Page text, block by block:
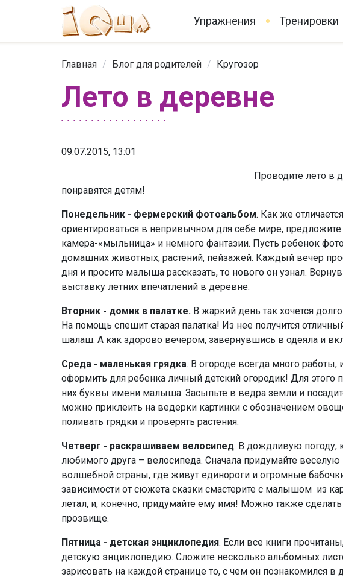
Упражнения Тренировки
Главная / Блог для родителей / Кругозор
Лето в деревне
09.07.2015, 13:01
Проводите лето в
понравятся детям!
Понедельник - фермерский фотоальбом. Как же
ориентироваться в непривычном для себе мире,
камера-«мыльница» и немного фантазии. Пусть ребенок
домашних животных, растений, пейзажей. Каждый вечер
дня и просите малыша рассказать, то нового он узнал.
выставку летних впечатлений в деревне.
Вторник - домик в палатке. В жаркий день так хочется
На помощь спешит старая палатка! Из нее получится
шалаш. А как здорово вечером, завернувшись в одеяла и
Среда - маленькая грядка. В огороде всегда много
оформить для ребенка личный детский огородик! Для этого
них буквы имени малыша. Засыпьте в ведра земли и
можно приклеить на ведерки картинки с обозначением
поливать грядки и проверять растения.
Четверг - раскрашиваем велосипед. В дождливую погоду,
любимого друга – велосипеда. Сначала придумайте
волшебной страны, где живут единороги и огромные
зависимости от сюжета сказки смастерите с малышом из
летал, и, конечно, придумайте ему имя! Можно также
прозвище.
Пятница - детская энциклопедия. Если все книги
детскую энциклопедию. Сложите несколько альбомных
зарисовать на каждой странице то, с чем он познакомился